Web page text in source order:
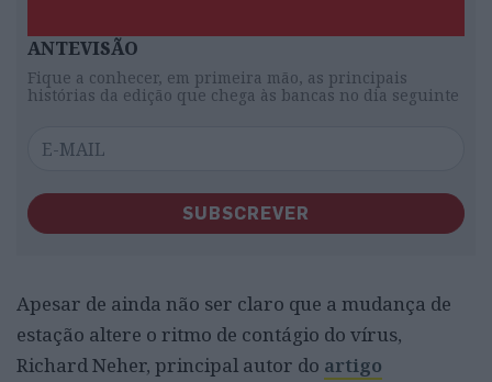
ANTEVISÃO
Fique a conhecer, em primeira mão, as principais
histórias da edição que chega às bancas no dia seguinte
SUBSCREVER
Apesar de ainda não ser claro que a mudança de
estação altere o ritmo de contágio do vírus,
Richard Neher, principal autor do artigo